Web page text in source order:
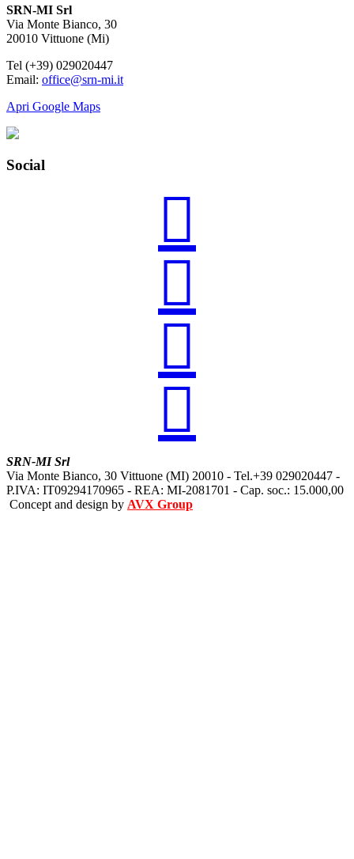
SRN-MI Srl
Via Monte Bianco, 30
20010 Vittuone (Mi)
Tel (+39) 029020447
Email: office@srn-mi.it
Apri Google Maps
Social




SRN-MI Srl
Via Monte Bianco, 30 Vittuone (MI) 20010 - Tel.+39 029020447 -
P.IVA: IT09294170965 - REA: MI-2081701 - Cap. soc.: 15.000,00
Concept and design by AVX Group